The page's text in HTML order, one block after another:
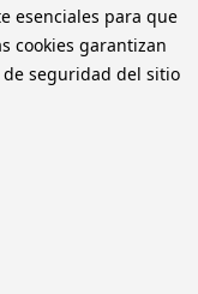
esenciales para que
cookies garantizan
seguridad del sitio